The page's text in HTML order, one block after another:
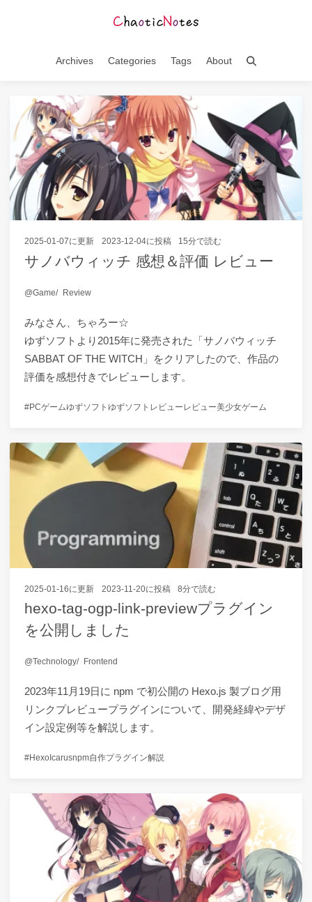
Archives Categories Tags About
2025-01-07に更新 2023-12-04に投稿 15分で読む
サノバウィッチ 感想＆評価 レビュー
Game Review
みなさん、ちゃろー☆
ゆずソフトより2015年に発売された「サノバウィッチ
SABBAT OF THE WITCH」をクリアしたので、作品の
評価を感想付きでレビューします。
PCゲームゆずソフト ゆずソフトレビューレビュー美少女ゲーム
2025-01-16に更新 2023-11-20に投稿 8分で読む
hexo-tag-ogp-link-previewプラグイン
を公開しました
Technology Frontend
2023年11月19日に npm で初公開の Hexo.js 製ブログ用
リンクプレビュープラグインについて、開発経緯やデザ
イン設定例等を解説します。
Hexo Icarusnpm自作プラグイン解説